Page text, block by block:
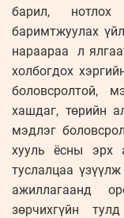
барил, нотлох
баримтжуулах
нараараа л
холбогдох
боловсролтой,
хашдаг, төрийн
мэдлэг
хууль ёсны эрх
туслалцаа
ажиллагаанд
зөрчихгүйн